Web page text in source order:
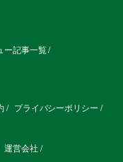
ー記事一覧
プライバシーポリシー
運営会社